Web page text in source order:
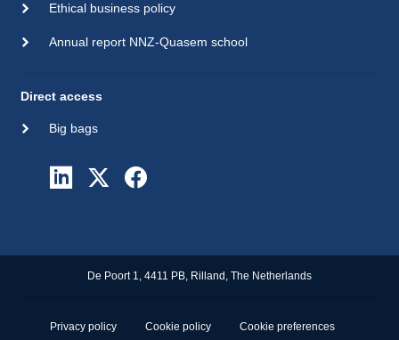
Ethical business policy
Annual report NNZ-Quasem school
Direct access
Big bags
De Poort 1, 4411 PB, Rilland, The Netherlands
Privacy policy Cookie policy Cookie preferences